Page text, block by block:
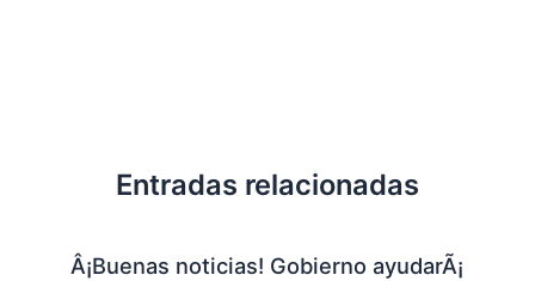
Entradas relacionadas
Â¡Buenas noticias! Gobierno ayudarÃ¡